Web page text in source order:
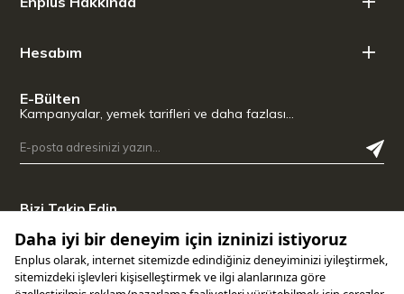
Hesabım
E-Bülten
Kampanyalar, yemek tarifleri ve daha fazlası…
Bizi Takip Edin